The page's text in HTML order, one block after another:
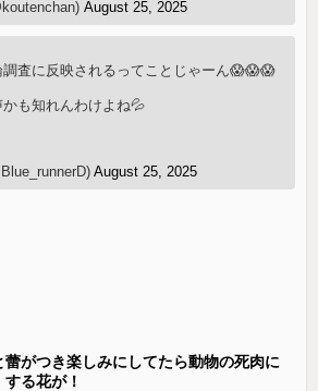
August 25, 2025
査に反映されるってことじゃーん😱😱😱
も知れんわけよね💦
August 25, 2025
蕾がつき楽しみにしてたら動物の死肉に
る花が！